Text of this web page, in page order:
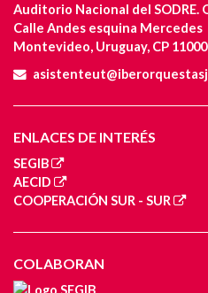
Auditorio Nacional del SODRE.
Calle Andes esquina Mercedes
Montevideo, Uruguay, CP 11000
ENLACES DE INTERÉS
SEGIB
AECID
COOPERACIÓN SUR - SUR
COLABORAN